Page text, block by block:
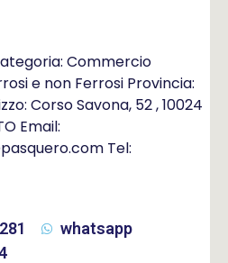
Commercio
e non Ferrosi Provincia:
Corso Savona, 52 , 10024
Email:
Tel:
whatsapp